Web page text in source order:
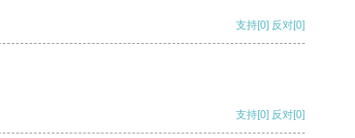
支持[0] 反对[0]
支持[0] 反对[0]